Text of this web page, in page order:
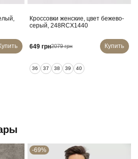
Кроссовки женские, цвет бежево-
серый, 248RCX1440
649 грн2079 грн Купить
36 37 38 39 40
-69%